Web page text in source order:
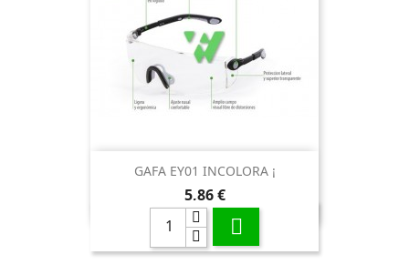
GAFA EY01 INCOLORA ¡
Precio
5,86 €
